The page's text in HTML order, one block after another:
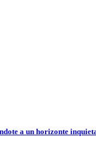
a un horizonte